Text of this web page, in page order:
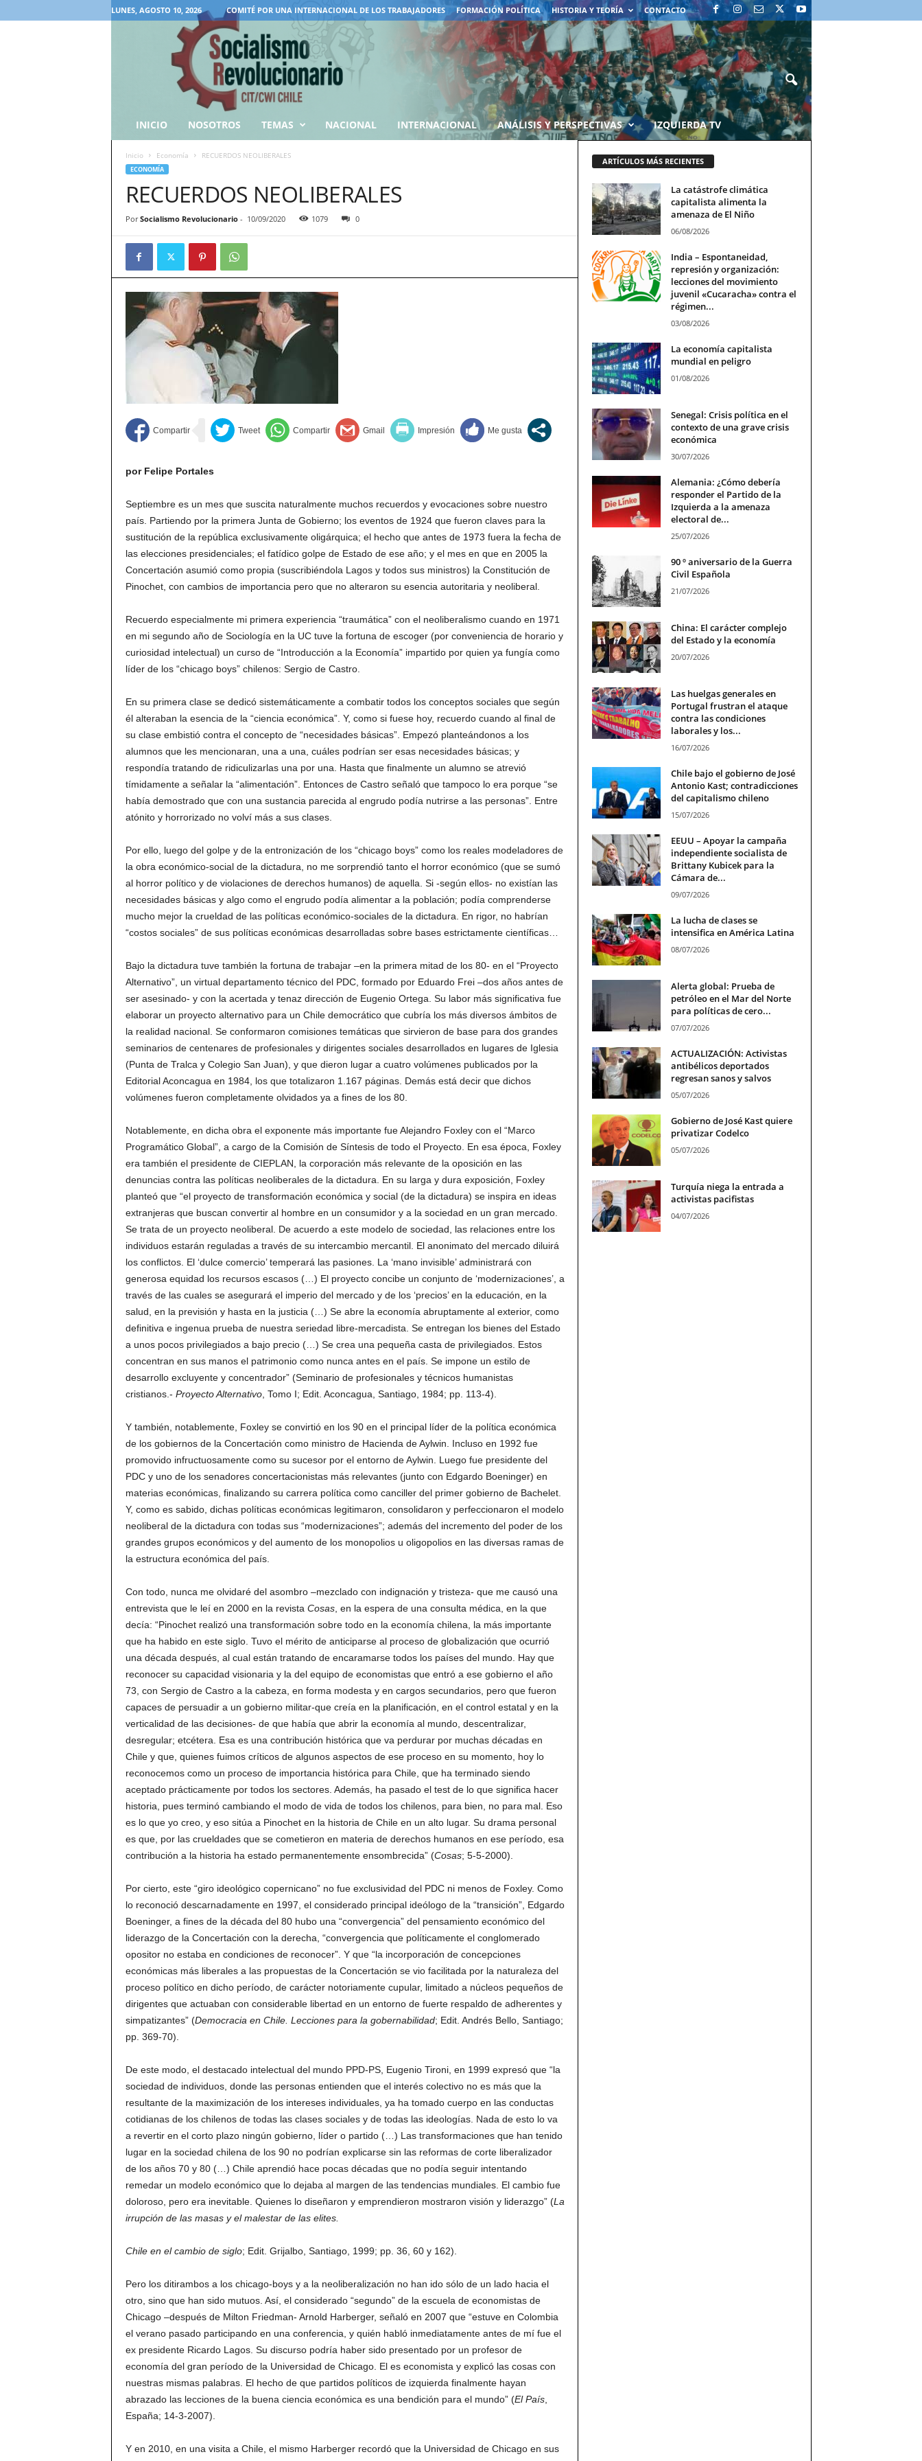
LUNES, AGOSTO 10, 2026 COMITÉ POR UNA INTERNACIONAL DE LOS TRABAJADORES FORMACIÓN POLÍTICA HISTORIA Y TEORÍA CONTACTO
INICIO NOSOTROS TEMAS NACIONAL INTERNACIONAL ANÁLISIS Y PERSPECTIVAS IZQUIERDA TV
Inicio Economía RECUERDOS NEOLIBERALES
ECONOMÍA
RECUERDOS NEOLIBERALES
Por Socialismo Revolucionario- 10/09/2020 1079 0
por Felipe Portales
Septiembre es un mes que suscita naturalmente muchos recuerdos y evocaciones sobre nuestro
país. Partiendo por la primera Junta de Gobierno; los eventos de 1924 que fueron claves para la
sustitución de la república exclusivamente oligárquica; el hecho que antes de 1973 fuera la fecha de
las elecciones presidenciales; el fatídico golpe de Estado de ese año; y el mes en que en 2005 la
Concertación asumió como propia (suscribiéndola Lagos y todos sus ministros) la Constitución de
Pinochet, con cambios de importancia pero que no alteraron su esencia autoritaria y neoliberal.
Recuerdo especialmente mi primera experiencia “traumática” con el neoliberalismo cuando en 1971
en mi segundo año de Sociología en la UC tuve la fortuna de escoger (por conveniencia de horario y
curiosidad intelectual) un curso de “Introducción a la Economía” impartido por quien ya fungía como
líder de los “chicago boys” chilenos: Sergio de Castro.
En su primera clase se dedicó sistemáticamente a combatir todos los conceptos sociales que según
él alteraban la esencia de la “ciencia económica”. Y, como si fuese hoy, recuerdo cuando al final de
su clase embistió contra el concepto de “necesidades básicas”. Empezó planteándonos a los
alumnos que les mencionaran, una a una, cuáles podrían ser esas necesidades básicas; y
respondía tratando de ridiculizarlas una por una. Hasta que finalmente un alumno se atrevió
tímidamente a señalar la “alimentación”. Entonces de Castro señaló que tampoco lo era porque “se
había demostrado que con una sustancia parecida al engrudo podía nutrirse a las personas”. Entre
atónito y horrorizado no volví más a sus clases.
Por ello, luego del golpe y de la entronización de los “chicago boys” como los reales modeladores de
la obra económico-social de la dictadura, no me sorprendió tanto el horror económico (que se sumó
al horror político y de violaciones de derechos humanos) de aquella. Si -según ellos- no existían las
necesidades básicas y algo como el engrudo podía alimentar a la población; podía comprenderse
mucho mejor la crueldad de las políticas económico-sociales de la dictadura. En rigor, no habrían
“costos sociales” de sus políticas económicas desarrolladas sobre bases estrictamente científicas…
Bajo la dictadura tuve también la fortuna de trabajar –en la primera mitad de los 80- en el “Proyecto
Alternativo”, un virtual departamento técnico del PDC, formado por Eduardo Frei –dos años antes de
ser asesinado- y con la acertada y tenaz dirección de Eugenio Ortega. Su labor más significativa fue
elaborar un proyecto alternativo para un Chile democrático que cubría los más diversos ámbitos de
la realidad nacional. Se conformaron comisiones temáticas que sirvieron de base para dos grandes
seminarios de centenares de profesionales y dirigentes sociales desarrollados en lugares de Iglesia
(Punta de Tralca y Colegio San Juan), y que dieron lugar a cuatro volúmenes publicados por la
Editorial Aconcagua en 1984, los que totalizaron 1.167 páginas. Demás está decir que dichos
volúmenes fueron completamente olvidados ya a fines de los 80.
Notablemente, en dicha obra el exponente más importante fue Alejandro Foxley con el “Marco
Programático Global”, a cargo de la Comisión de Síntesis de todo el Proyecto. En esa época, Foxley
era también el presidente de CIEPLAN, la corporación más relevante de la oposición en las
denuncias contra las políticas neoliberales de la dictadura. En su larga y dura exposición, Foxley
planteó que “el proyecto de transformación económica y social (de la dictadura) se inspira en ideas
extranjeras que buscan convertir al hombre en un consumidor y a la sociedad en un gran mercado.
Se trata de un proyecto neoliberal. De acuerdo a este modelo de sociedad, las relaciones entre los
individuos estarán reguladas a través de su intercambio mercantil. El anonimato del mercado diluirá
los conflictos. El ‘dulce comercio’ temperará las pasiones. La ‘mano invisible’ administrará con
generosa equidad los recursos escasos (…) El proyecto concibe un conjunto de ‘modernizaciones’, a
través de las cuales se asegurará el imperio del mercado y de los ‘precios’ en la educación, en la
salud, en la previsión y hasta en la justicia (…) Se abre la economía abruptamente al exterior, como
definitiva e ingenua prueba de nuestra seriedad libre-mercadista. Se entregan los bienes del Estado
a unos pocos privilegiados a bajo precio (…) Se crea una pequeña casta de privilegiados. Estos
concentran en sus manos el patrimonio como nunca antes en el país. Se impone un estilo de
desarrollo excluyente y concentrador” (Seminario de profesionales y técnicos humanistas
cristianos.- Proyecto Alternativo, Tomo I; Edit. Aconcagua, Santiago, 1984; pp. 113-4).
Y también, notablemente, Foxley se convirtió en los 90 en el principal líder de la política económica
de los gobiernos de la Concertación como ministro de Hacienda de Aylwin. Incluso en 1992 fue
promovido infructuosamente como su sucesor por el entorno de Aylwin. Luego fue presidente del
PDC y uno de los senadores concertacionistas más relevantes (junto con Edgardo Boeninger) en
materias económicas, finalizando su carrera política como canciller del primer gobierno de Bachelet.
Y, como es sabido, dichas políticas económicas legitimaron, consolidaron y perfeccionaron el modelo
neoliberal de la dictadura con todas sus “modernizaciones”; además del incremento del poder de los
grandes grupos económicos y del aumento de los monopolios u oligopolios en las diversas ramas de
la estructura económica del país.
Con todo, nunca me olvidaré del asombro –mezclado con indignación y tristeza- que me causó una
entrevista que le leí en 2000 en la revista Cosas, en la espera de una consulta médica, en la que
decía: “Pinochet realizó una transformación sobre todo en la economía chilena, la más importante
que ha habido en este siglo. Tuvo el mérito de anticiparse al proceso de globalización que ocurrió
una década después, al cual están tratando de encaramarse todos los países del mundo. Hay que
reconocer su capacidad visionaria y la del equipo de economistas que entró a ese gobierno el año
73, con Sergio de Castro a la cabeza, en forma modesta y en cargos secundarios, pero que fueron
capaces de persuadir a un gobierno militar-que creía en la planificación, en el control estatal y en la
verticalidad de las decisiones- de que había que abrir la economía al mundo, descentralizar,
desregular; etcétera. Esa es una contribución histórica que va perdurar por muchas décadas en
Chile y que, quienes fuimos críticos de algunos aspectos de ese proceso en su momento, hoy lo
reconocemos como un proceso de importancia histórica para Chile, que ha terminado siendo
aceptado prácticamente por todos los sectores. Además, ha pasado el test de lo que significa hacer
historia, pues terminó cambiando el modo de vida de todos los chilenos, para bien, no para mal. Eso
es lo que yo creo, y eso sitúa a Pinochet en la historia de Chile en un alto lugar. Su drama personal
es que, por las crueldades que se cometieron en materia de derechos humanos en ese período, esa
contribución a la historia ha estado permanentemente ensombrecida” (Cosas; 5-5-2000).
Por cierto, este “giro ideológico copernicano” no fue exclusividad del PDC ni menos de Foxley. Como
lo reconoció descarnadamente en 1997, el considerado principal ideólogo de la “transición”, Edgardo
Boeninger, a fines de la década del 80 hubo una “convergencia” del pensamiento económico del
liderazgo de la Concertación con la derecha, “convergencia que políticamente el conglomerado
opositor no estaba en condiciones de reconocer”. Y que “la incorporación de concepciones
económicas más liberales a las propuestas de la Concertación se vio facilitada por la naturaleza del
proceso político en dicho período, de carácter notoriamente cupular, limitado a núcleos pequeños de
dirigentes que actuaban con considerable libertad en un entorno de fuerte respaldo de adherentes y
simpatizantes” (Democracia en Chile. Lecciones para la gobernabilidad; Edit. Andrés Bello, Santiago;
pp. 369-70).
De este modo, el destacado intelectual del mundo PPD-PS, Eugenio Tironi, en 1999 expresó que “la
sociedad de individuos, donde las personas entienden que el interés colectivo no es más que la
resultante de la maximización de los intereses individuales, ya ha tomado cuerpo en las conductas
cotidianas de los chilenos de todas las clases sociales y de todas las ideologías. Nada de esto lo va
a revertir en el corto plazo ningún gobierno, líder o partido (…) Las transformaciones que han tenido
lugar en la sociedad chilena de los 90 no podrían explicarse sin las reformas de corte liberalizador
de los años 70 y 80 (…) Chile aprendió hace pocas décadas que no podía seguir intentando
remedar un modelo económico que lo dejaba al margen de las tendencias mundiales. El cambio fue
doloroso, pero era inevitable. Quienes lo diseñaron y emprendieron mostraron visión y liderazgo” (La
irrupción de las masas y el malestar de las elites.
Chile en el cambio de siglo; Edit. Grijalbo, Santiago, 1999; pp. 36, 60 y 162).
Pero los ditirambos a los chicago-boys y a la neoliberalización no han ido sólo de un lado hacia el
otro, sino que han sido mutuos. Así, el considerado “segundo” de la escuela de economistas de
Chicago –después de Milton Friedman- Arnold Harberger, señaló en 2007 que “estuve en Colombia
el verano pasado participando en una conferencia, y quién habló inmediatamente antes de mí fue el
ex presidente Ricardo Lagos. Su discurso podría haber sido presentado por un profesor de
economía del gran período de la Universidad de Chicago. El es economista y explicó las cosas con
nuestras mismas palabras. El hecho de que partidos políticos de izquierda finalmente hayan
abrazado las lecciones de la buena ciencia económica es una bendición para el mundo” (El País,
España; 14-3-2007).
Y en 2010, en una visita a Chile, el mismo Harberger recordó que la Universidad de Chicago en sus
ARTÍCULOS MÁS RECIENTES
La catástrofe climática
capitalista alimenta la
amenaza de El Niño
06/08/2026
India – Espontaneidad,
represión y organización:
lecciones del movimiento
juvenil «Cucaracha» contra el
régimen...
03/08/2026
La economía capitalista
mundial en peligro
01/08/2026
Senegal: Crisis política en el
contexto de una grave crisis
económica
30/07/2026
Alemania: ¿Cómo debería
responder el Partido de la
Izquierda a la amenaza
electoral de...
25/07/2026
90 º aniversario de la Guerra
Civil Española
21/07/2026
China: El carácter complejo
del Estado y la economía
20/07/2026
Las huelgas generales en
Portugal frustran el ataque
contra las condiciones
laborales y los...
16/07/2026
Chile bajo el gobierno de José
Antonio Kast; contradicciones
del capitalismo chileno
15/07/2026
EEUU – Apoyar la campaña
independiente socialista de
Brittany Kubicek para la
Cámara de...
09/07/2026
La lucha de clases se
intensifica en América Latina
08/07/2026
Alerta global: Prueba de
petróleo en el Mar del Norte
para políticas de cero...
07/07/2026
ACTUALIZACIÓN: Activistas
antibélicos deportados
regresan sanos y salvos
05/07/2026
Gobierno de José Kast quiere
privatizar Codelco
05/07/2026
Turquía niega la entrada a
activistas pacifistas
04/07/2026